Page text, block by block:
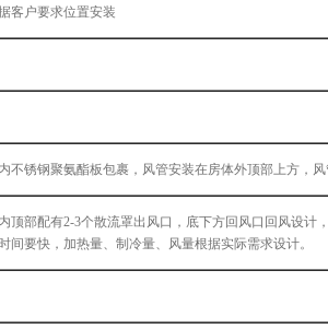
客户要求位置安装
不锈钢聚氨酯板包裹， 风管安装在房体外顶部上方，
顶部配有2-3个散流罩出风口， 底下方回风口回风设计
间要快， 加热量、 制冷量、 风量根据实际需求设计。